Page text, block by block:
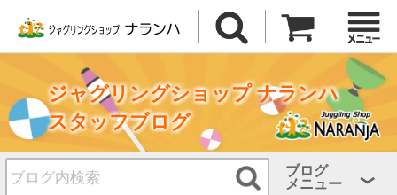
ジャグリングショップ ナランハ
スタッフブログ
ブログ
メニュー